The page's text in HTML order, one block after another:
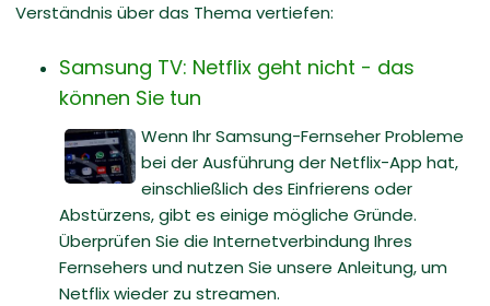
Verständnis über das Thema vertiefen:
Samsung TV: Netflix geht nicht - das
können Sie tun
Wenn Ihr Samsung-Fernseher Probleme
bei der Ausführung der Netflix-App hat,
einschließlich des Einfrierens oder
Abstürzens, gibt es einige mögliche Gründe.
Überprüfen Sie die Internetverbindung Ihres
Fernsehers und nutzen Sie unsere Anleitung, um
Netflix wieder zu streamen.